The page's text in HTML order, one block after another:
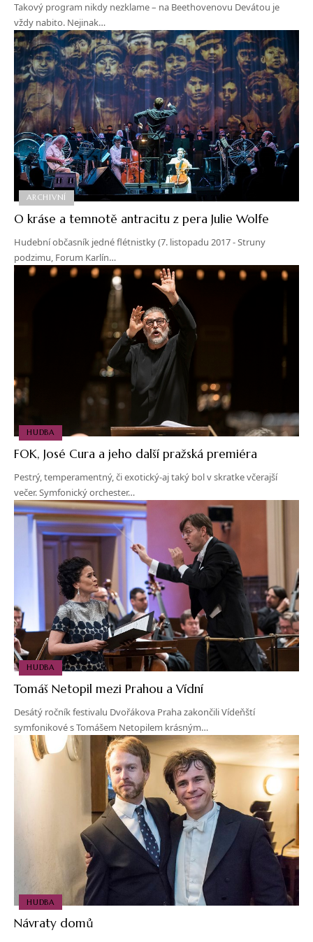
Takový program nikdy nezklame – na Beethovenovu Devátou je
vždy nabito. Nejinak…
ARCHIVNÍ
O kráse a temnotě antracitu z pera Julie Wolfe
Hudební občasník jedné flétnistky (7. listopadu 2017 - Struny
podzimu, Forum Karlín…
HUDBA
FOK, José Cura a jeho další pražská premiéra
Pestrý, temperamentný, či exotický-aj taký bol v skratke včerajší
večer. Symfonický orchester…
HUDBA
Tomáš Netopil mezi Prahou a Vídní
Desátý ročník festivalu Dvořákova Praha zakončili Vídeňští
symfonikové s Tomášem Netopilem krásným…
HUDBA
Návraty domů